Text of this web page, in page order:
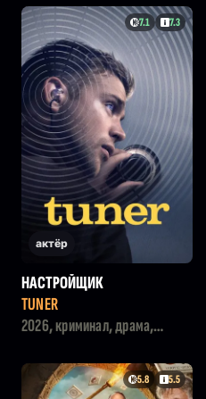
7.1 7.3
актёр
НАСТРОЙЩИК
TUNER
2026, криминал, драма,
5.8 5.5